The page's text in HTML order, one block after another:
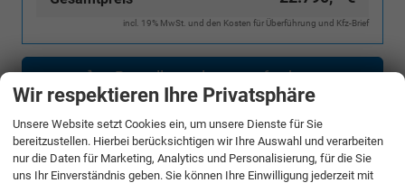
incl. 19% MwSt. und den Kosten für Überführung und Kfz-Brief
Bestellunterlagen anfordern
Angebot anfordern
Merken
Wir respektieren Ihre Privatsphäre
Unsere Website setzt Cookies ein, um unsere Dienste für Sie
bereitzustellen. Hierbei berücksichtigen wir Ihre Auswahl und verarbeiten
nur die Daten für Marketing, Analytics und Personalisierung, für die Sie
uns Ihr Einverständnis geben. Sie können Ihre Einwilligung jederzeit mit